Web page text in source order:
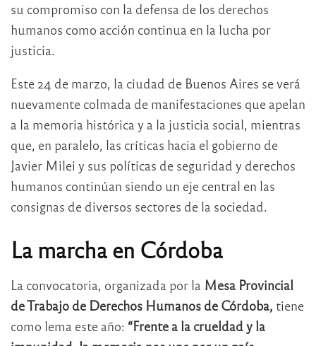
su compromiso con la defensa de los derechos
humanos como acción continua en la lucha por
justicia.
Este 24 de marzo, la ciudad de Buenos Aires se verá
nuevamente colmada de manifestaciones que apelan
a la memoria histórica y a la justicia social, mientras
que, en paralelo, las críticas hacia el gobierno de
Javier Milei y sus políticas de seguridad y derechos
humanos continúan siendo un eje central en las
consignas de diversos sectores de la sociedad.
La marcha en Córdoba
La convocatoria, organizada por la Mesa Provincial
de Trabajo de Derechos Humanos de Córdoba, tiene
como lema este año: “Frente a la crueldad y la